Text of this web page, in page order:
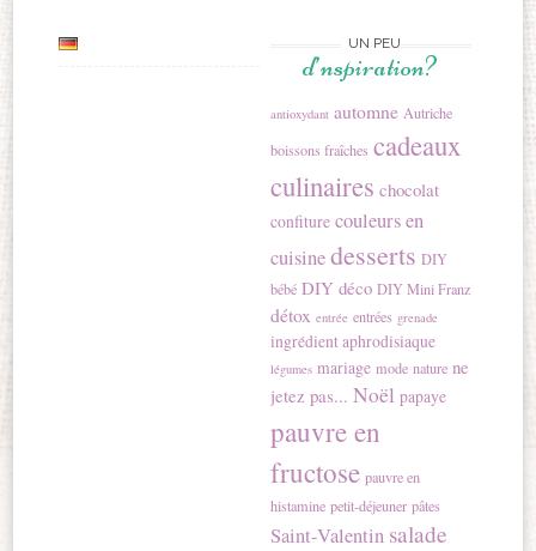
UN PEU
d’nspiration?
antioxydant automne Autriche
boissons fraîches cadeaux
culinaires chocolat
confiture couleurs en
cuisinedesserts DIY
bébé DIY déco DIY Mini Franz
détox entrée entrées grenade
ingrédient aphrodisiaque
légumes mariage mode nature ne
jetez pas... Noël papaye
pauvre en
fructose pauvre en
histamine petit-déjeuner pâtes
Saint-Valentin salade